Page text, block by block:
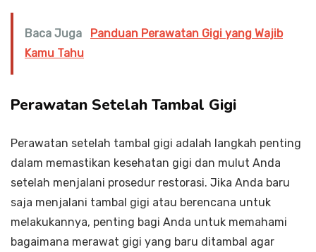
Baca Juga
Panduan Perawatan Gigi yang Wajib
Kamu Tahu
Perawatan Setelah Tambal Gigi
Perawatan setelah tambal gigi adalah langkah penting
dalam memastikan kesehatan gigi dan mulut Anda
setelah menjalani prosedur restorasi. Jika Anda baru
saja menjalani tambal gigi atau berencana untuk
melakukannya, penting bagi Anda untuk memahami
bagaimana merawat gigi yang baru ditambal agar